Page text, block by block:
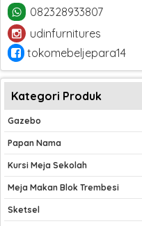
082328933807
udinfurnitures
tokomebeljepara14
Kategori Produk
Gazebo
Papan Nama
Kursi Meja Sekolah
Meja Makan Blok Trembesi
Sketsel